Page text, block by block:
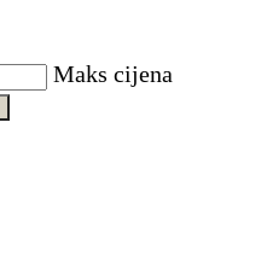
Maks cijena